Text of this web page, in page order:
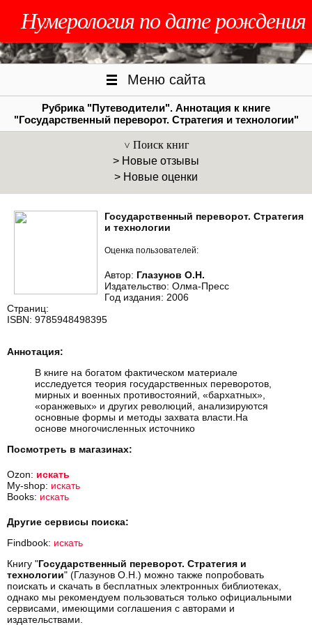
Нумерология по дате рождения
Меню сайта
Рубрика "Путеводители". Аннотация к книге
"Государственный переворот. Стратегия и технологии"
Поиск книг
> Новые отзывы
> Новые оценки
Государственный переворот. Стратегия
и технологии
Оценка пользователей:
Автор: Глазунов О.Н.
Издательство: Олма-Пресс
Год издания: 2006
Страниц:
ISBN: 9785948498395
Аннотация:
В книге на богатом фактическом материале
исследуется теория государственных переворотов,
мирных и военных противостояний, «бархатных»,
«оранжевых» и других революций, анализируются
основные формы и методы захвата власти.На
основе многочисленных источнико
Посмотреть в магазинах:
Ozon: искать
My-shop: искать
Books: искать
Другие сервисы поиска:
Findbook: искать
Книгу "Государственный переворот. Стратегия и
технологии" (Глазунов О.Н.) можно также попробовать
поискать и скачать в бесплатных электронных библиотеках,
однако мы рекомендуем пользоваться только официальными
сервисами, имеющими соглашения с авторами и
издательствами.